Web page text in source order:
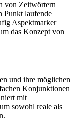
von Zeitwörtern
Punkt laufende
Aspektmarker
das Konzept von
und ihre möglichen
Konjunktionen
mit
sowohl reale als